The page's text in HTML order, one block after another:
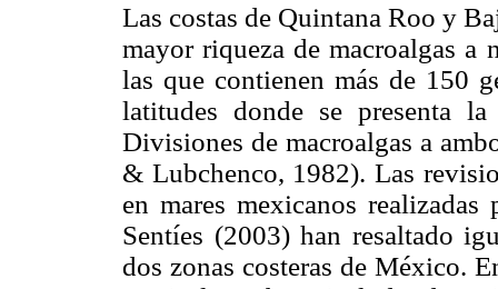
Las costas de Quintana Roo y
mayor riqueza de macroalgas a
las que contienen más de 150
latitudes donde se presenta
Divisiones de macroalgas a
& Lubchenco, 1982). Las
en mares mexicanos
Sentíes (2003) han resaltado
dos zonas costeras de México.